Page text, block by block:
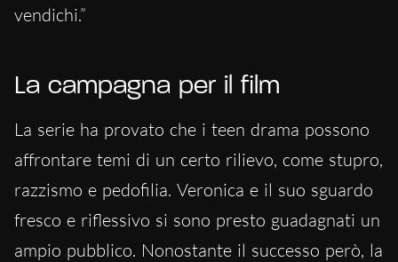
vendichi.”
La campagna per il film
La serie ha provato che i teen drama possono
affrontare temi di un certo rilievo, come stupro,
razzismo e pedofilia. Veronica e il suo sguardo
fresco e riflessivo si sono presto guadagnati un
ampio pubblico. Nonostante il successo però, la